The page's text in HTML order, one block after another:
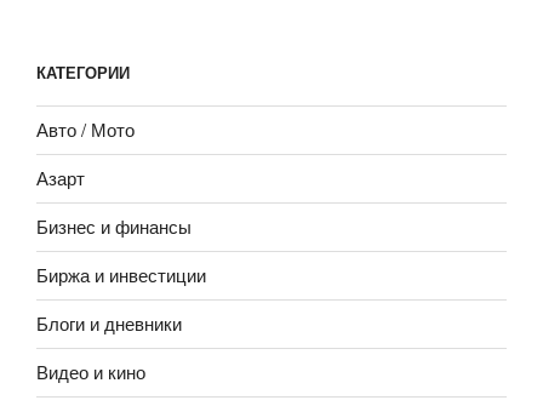
КАТЕГОРИИ
Авто / Мото
Азарт
Бизнес и финансы
Биржа и инвестиции
Блоги и дневники
Видео и кино